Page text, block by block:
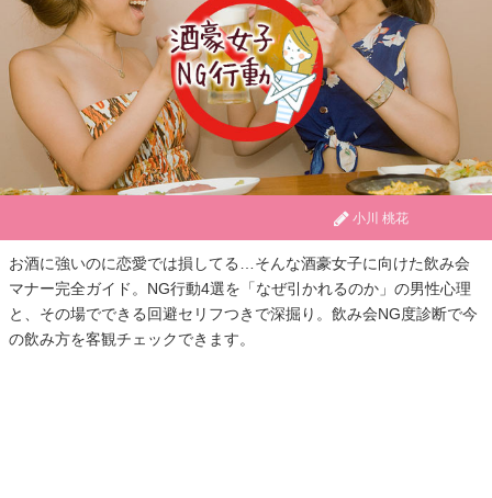
小川 桃花
お酒に強いのに恋愛では損してる…そんな酒豪女子に向けた飲み会
マナー完全ガイド。NG行動4選を「なぜ引かれるのか」の男性心理
と、その場でできる回避セリフつきで深掘り。飲み会NG度診断で今
の飲み方を客観チェックできます。